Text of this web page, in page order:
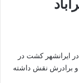
ايرانشهر كشت در
برادرش نقش داشته